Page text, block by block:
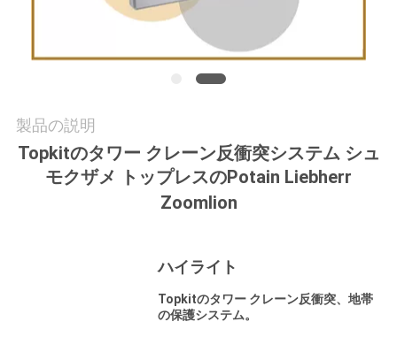
連
絡
製品の説明
Topkitのタワー クレーン反衝突システム シュ
モクザメ トップレスのPotain Liebherr
Zoomlion
ハイライト
Topkitのタワー クレーン反衝突、地帯
の保護システム。